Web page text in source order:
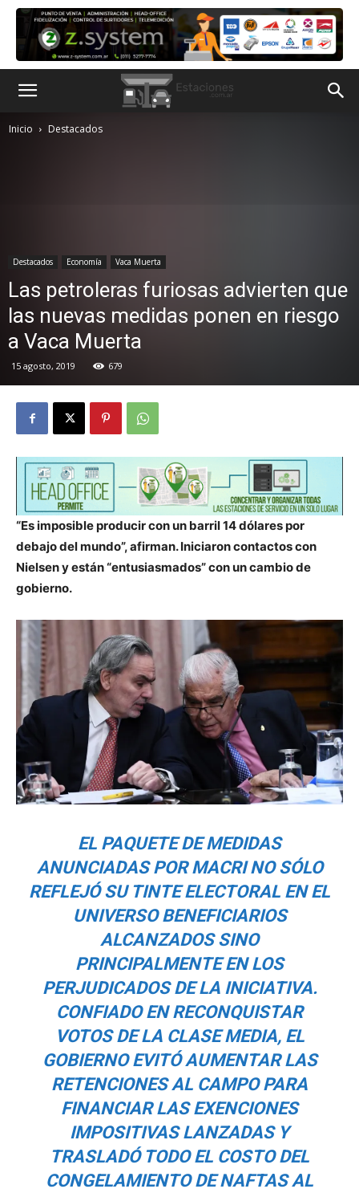
Inicio Destacados
Destacados Economía Vaca Muerta
Las petroleras furiosas advierten que
las nuevas medidas ponen en riesgo
a Vaca Muerta
15 agosto, 2019 679
“Es imposible producir con un barril 14 dólares por
debajo del mundo”, afirman. Iniciaron contactos con
Nielsen y están “entusiasmados” con un cambio de
gobierno.
EL PAQUETE DE MEDIDAS
ANUNCIADAS POR MACRI NO SÓLO
REFLEJÓ SU TINTE ELECTORAL EN EL
UNIVERSO BENEFICIARIOS
ALCANZADOS SINO
PRINCIPALMENTE EN LOS
PERJUDICADOS DE LA INICIATIVA.
CONFIADO EN RECONQUISTAR
VOTOS DE LA CLASE MEDIA, EL
GOBIERNO EVITÓ AUMENTAR LAS
RETENCIONES AL CAMPO PARA
FINANCIAR LAS EXENCIONES
IMPOSITIVAS LANZADAS Y
TRASLADÓ TODO EL COSTO DEL
CONGELAMIENTO DE NAFTAS AL